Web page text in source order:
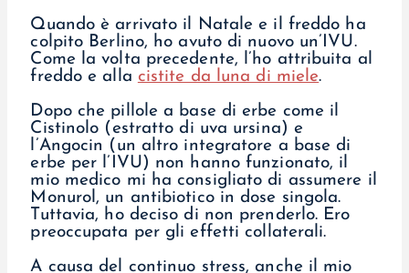
Quando è arrivato il Natale e il freddo ha
colpito Berlino, ho avuto di nuovo un’IVU.
Come la volta precedente, l’ho attribuita al
freddo e alla cistite da luna di miele.
Dopo che pillole a base di erbe come il
Cistinolo (estratto di uva ursina) e
l’Angocin (un altro integratore a base di
erbe per l’IVU) non hanno funzionato, il
mio medico mi ha consigliato di assumere il
Monurol, un antibiotico in dose singola.
Tuttavia, ho deciso di non prenderlo. Ero
preoccupata per gli effetti collaterali.
A causa del continuo stress, anche il mio